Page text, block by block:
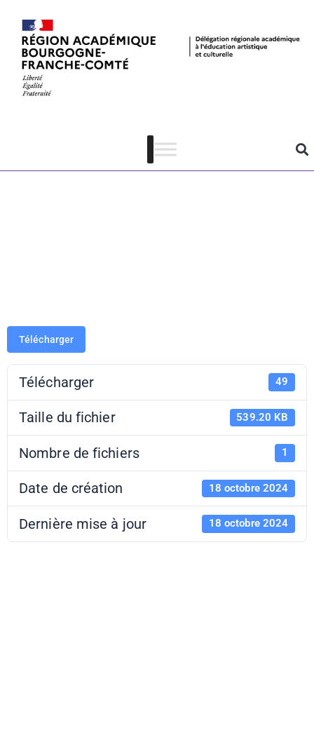
EL 24-25 –
Dossier
pédagogique
Télécharger
Télécharger 49
Taille du fichier 539.20 KB
Nombre de fichiers 1
Date de création 18 octobre 2024
Dernière mise à jour 18 octobre 2024